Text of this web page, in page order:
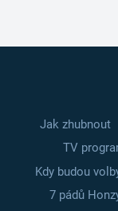
Jak zhubnout
TV
Kdy budou
7 pádů